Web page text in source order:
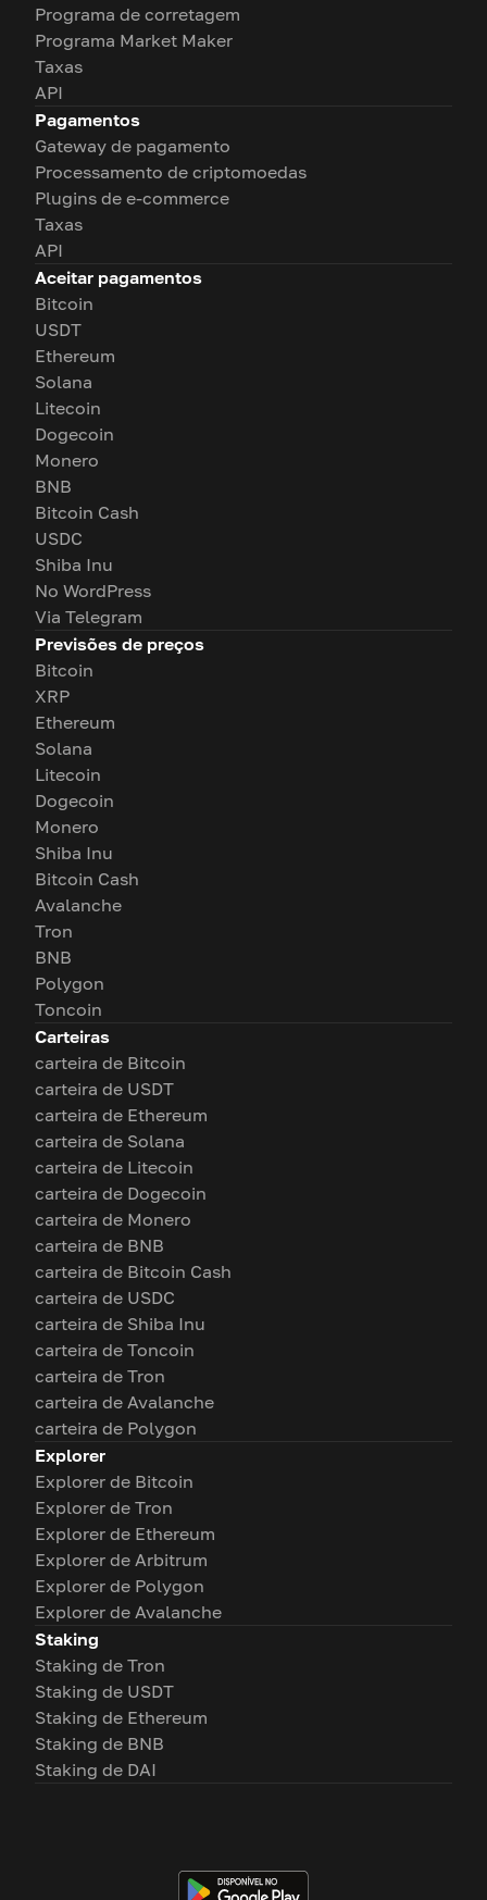
Programa de corretagem
Programa Market Maker
Taxas
API
Pagamentos
Gateway de pagamento
Processamento de criptomoedas
Plugins de e-commerce
Taxas
API
Aceitar pagamentos
Bitcoin
USDT
Ethereum
Solana
Litecoin
Dogecoin
Monero
BNB
Bitcoin Cash
USDC
Shiba Inu
No WordPress
Via Telegram
Previsões de preços
Bitcoin
XRP
Ethereum
Solana
Litecoin
Dogecoin
Monero
Shiba Inu
Bitcoin Cash
Avalanche
Tron
BNB
Polygon
Toncoin
Carteiras
carteira de Bitcoin
carteira de USDT
carteira de Ethereum
carteira de Solana
carteira de Litecoin
carteira de Dogecoin
carteira de Monero
carteira de BNB
carteira de Bitcoin Cash
carteira de USDC
carteira de Shiba Inu
carteira de Toncoin
carteira de Tron
carteira de Avalanche
carteira de Polygon
Explorer
Explorer de Bitcoin
Explorer de Tron
Explorer de Ethereum
Explorer de Arbitrum
Explorer de Polygon
Explorer de Avalanche
Staking
Staking de Tron
Staking de USDT
Staking de Ethereum
Staking de BNB
Staking de DAI